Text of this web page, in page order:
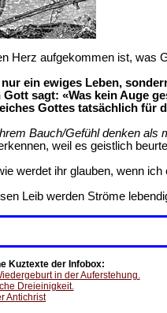
Herz aufgekommen ist, was
ein ewiges Leben,
sagt: «Was kein Auge
Gottes tatsächlich für
Bauch/Gefühl denken als
weil es geistlich
werdet ihr glauben, wenn
Leib werden Ströme
Kuztexte der Infobox:
in der Auferstehung.
Dreieinigkeit.
Antichrist